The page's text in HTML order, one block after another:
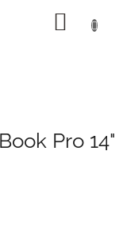
Pro 14"